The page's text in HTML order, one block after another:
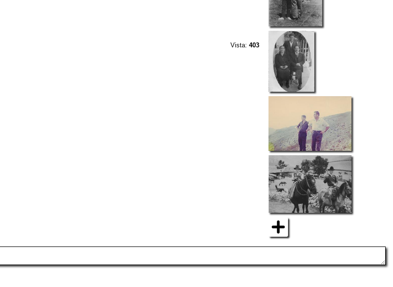
Vista:403